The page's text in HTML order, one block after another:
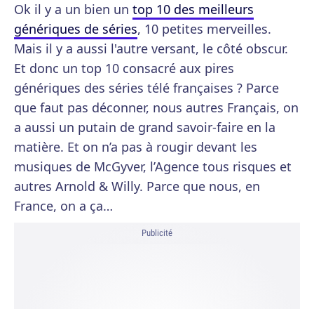
Ok il y a un bien un top 10 des meilleurs
génériques de séries, 10 petites merveilles.
Mais il y a aussi l'autre versant, le côté obscur.
Et donc un top 10 consacré aux pires
génériques des séries télé françaises ? Parce
que faut pas déconner, nous autres Français, on
a aussi un putain de grand savoir-faire en la
matière. Et on n’a pas à rougir devant les
musiques de McGyver, l’Agence tous risques et
autres Arnold & Willy. Parce que nous, en
France, on a ça…
Publicité